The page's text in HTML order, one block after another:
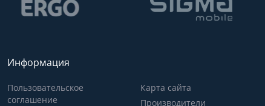
Информация
Пользовательское
соглашение
Карта сайта
Производители